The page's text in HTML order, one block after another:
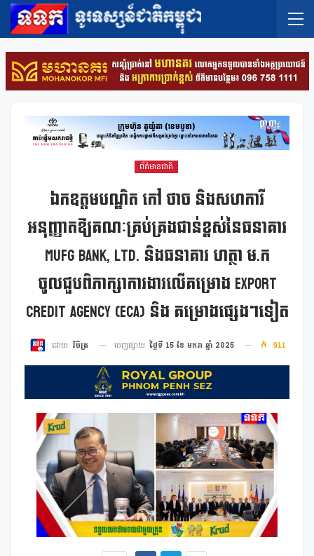
ព័ត៌មានជាតិ
ឯកឧត្ដមបណ្ឌិត កៅ ថាច និងសហការី
អនុញ្ញាតឱ្យគណៈគ្រប់គ្រងជាន់ខ្ពស់នៃធនាគារ
MUFG Bank, Ltd. និងធនាគារ ហត្ថា ម.ក
ចូលជួបពិភាក្សាការងារលើគម្រោង Export
Credit Agency (ECA) និង គម្រោងផ្សេងៗទៀត
ដោយ វិចិត្រ ចេញផ្សាយ ថ្ងៃទី 15 ខែ មករា ឆ្នាំ 2025 911